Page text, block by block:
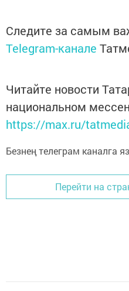
Следите за самым
Telegram-канале
Читайте новости
национальном
https://max.ru/
Безнең телеграм каналга
Перейти на